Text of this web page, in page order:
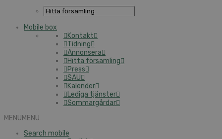
Mobile box
Kontakt
Tidning
Annonsera
Hitta församling
Press
SAU
Kalender
Lediga tjänster
Sommargårdar
MENUMENU
Search mobile